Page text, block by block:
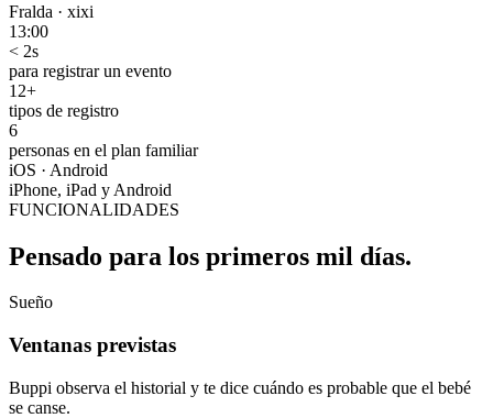
Fralda · xixi
13:00
< 2s
para registrar un evento
12+
tipos de registro
6
personas en el plan familiar
iOS · Android
iPhone, iPad y Android
FUNCIONALIDADES
Pensado para los primeros mil días.
Sueño
Ventanas previstas
Buppi observa el historial y te dice cuándo es probable que el bebé
se canse.